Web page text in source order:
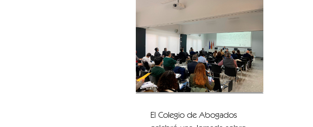
El Colegio de Abogados